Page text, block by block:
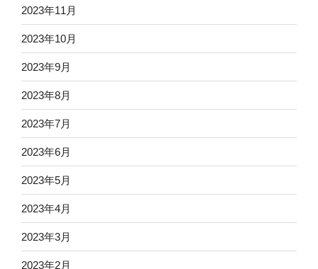
2023年11月
2023年10月
2023年9月
2023年8月
2023年7月
2023年6月
2023年5月
2023年4月
2023年3月
2023年2月